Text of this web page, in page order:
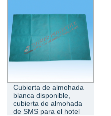
Cubierta de almohada
blanca disponible,
cubierta de almohada
de SMS para el hotel